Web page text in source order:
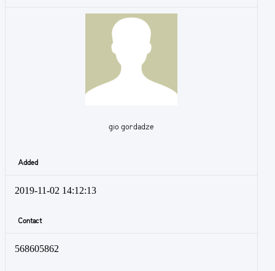
gio gordadze
Added
2019-11-02 14:12:13
Contact
568605862